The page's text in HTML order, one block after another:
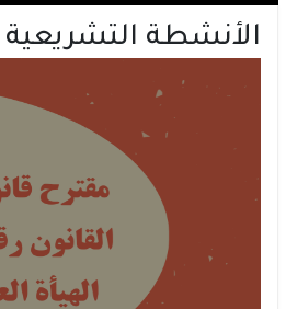
الأنشطة التشريعية